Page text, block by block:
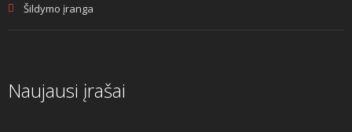
Šildymo įranga
Naujausi įrašai